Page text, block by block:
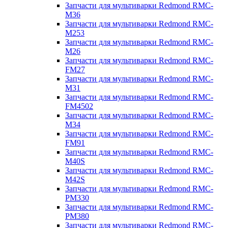
Запчасти для мультиварки Redmond RMC-
M36
Запчасти для мультиварки Redmond RMC-
M253
Запчасти для мультиварки Redmond RMC-
M26
Запчасти для мультиварки Redmond RMC-
FM27
Запчасти для мультиварки Redmond RMC-
M31
Запчасти для мультиварки Redmond RMC-
FM4502
Запчасти для мультиварки Redmond RMC-
M34
Запчасти для мультиварки Redmond RMC-
FM91
Запчасти для мультиварки Redmond RMC-
M40S
Запчасти для мультиварки Redmond RMC-
M42S
Запчасти для мультиварки Redmond RMC-
PM330
Запчасти для мультиварки Redmond RMC-
PM380
Запчасти для мультиварки Redmond RMC-